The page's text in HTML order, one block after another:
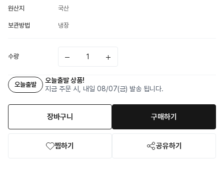
원산지 국산
보관방법 냉장
수량
오늘출발
오늘출발 상품!
지금 주문 시, 내일 08/07(금) 발송 됩니다.
장바구니 구매하기
찜하기 공유하기